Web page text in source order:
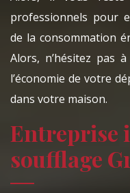
professionnels pour
de la consommation
Alors, n’hésitez pas
l’économie de votre
dans votre maison.
Entreprise
soufflage